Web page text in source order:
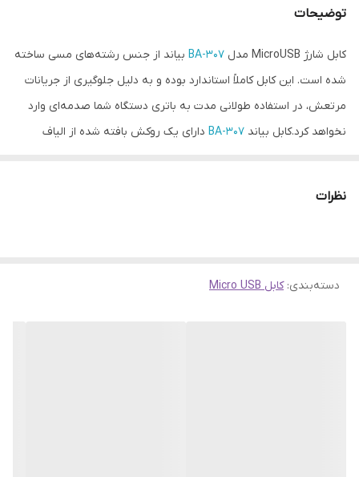
شدت جریان خروجی
توضیحات
کابل شارژ MicroUSB مدل BA-307 بیاند از جنس رشته‌های مسی ساخته
شده‌ است. این کابل کاملاً استاندارد بوده و به دلیل جلوگیری از جریانات
مرتعش، در استفاده طولانی مدت به باتری دستگاه شما صدمه‌ای وارد
نخواهد کرد.کابل بیاند BA-307 دارای یک روکش بافته شده از الیاف
نظرات
دسته‌بندی:کابل Micro USB